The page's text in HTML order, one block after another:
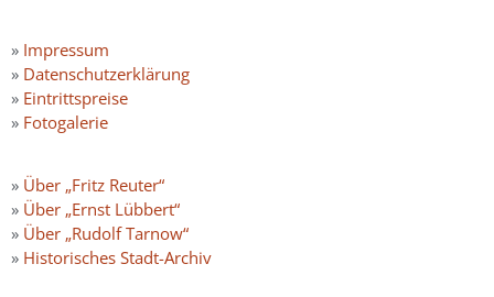
» Impressum
» Datenschutzerklärung
» Eintrittspreise
» Fotogalerie
» Über „Fritz Reuter“
» Über „Ernst Lübbert“
» Über „Rudolf Tarnow“
» Historisches Stadt-Archiv